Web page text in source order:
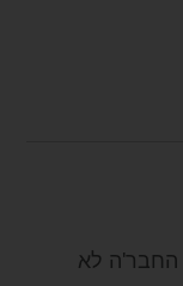
החבר'ה לא